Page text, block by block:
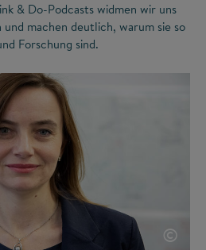
& Do-Podcasts widmen wir uns
machen deutlich, warum sie so
Forschung sind.
©